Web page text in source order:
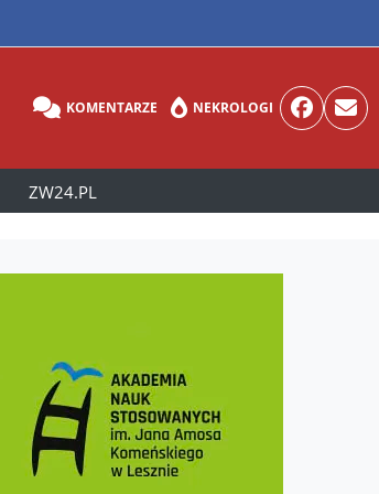
KOMENTARZE NEKROLOGI
ZW24.PL